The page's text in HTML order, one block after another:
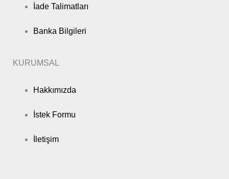
İade Talimatları
Banka Bilgileri
KURUMSAL
Hakkımızda
İstek Formu
İletişim